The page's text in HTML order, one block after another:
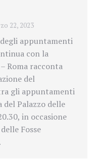
22, 2023
appuntamenti
con la
Roma racconta
del
gli appuntamenti
del Palazzo delle
in occasione
Fosse